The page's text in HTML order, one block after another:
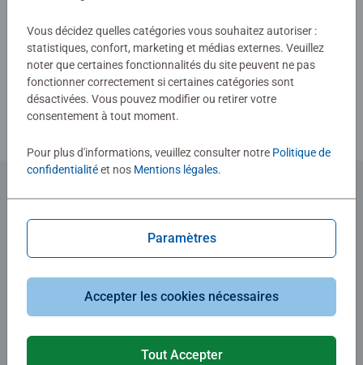
Consignes d'évaluation
Vous avez récemment consulté
Vous décidez quelles catégories vous souhaitez autoriser :
statistiques, confort, marketing et médias externes. Veuillez
noter que certaines fonctionnalités du site peuvent ne pas
fonctionner correctement si certaines catégories sont
désactivées. Vous pouvez modifier ou retirer votre
consentement à tout moment.
Pour plus d'informations, veuillez consulter notre Politique de
confidentialitéet nos Mentions légales.
Paramètres
Accepter les cookies nécessaires
Tout Accepter